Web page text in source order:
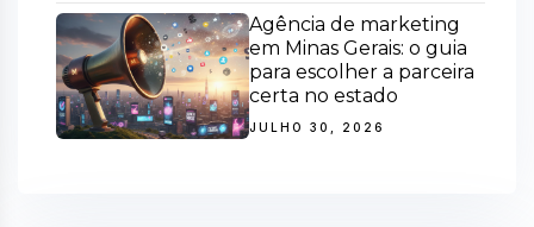
Agência de marketing
em Minas Gerais: o guia
para escolher a parceira
certa no estado
JULHO 30, 2026